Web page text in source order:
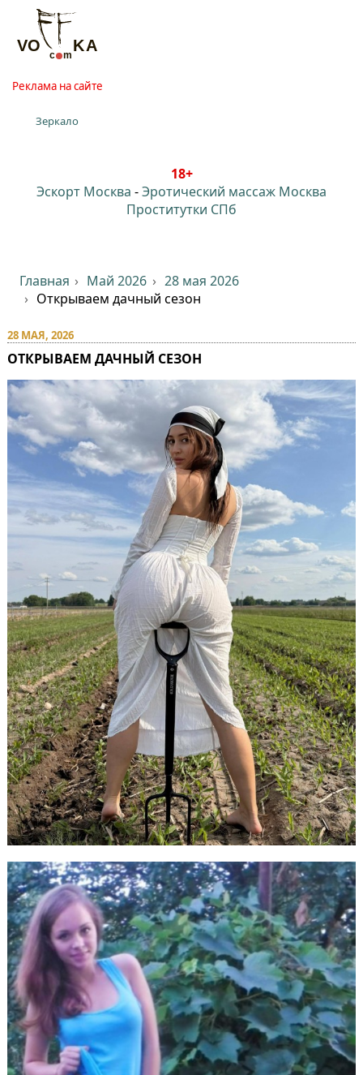
Реклама на сайте
Зеркало
18+
Эскорт Москва -Эротический массаж Москва
Проститутки СПб
Главная Май 2026
28 мая 2026
Открываем дачный сезон
28 МАЯ, 2026
ОТКРЫВАЕМ ДАЧНЫЙ СЕЗОН